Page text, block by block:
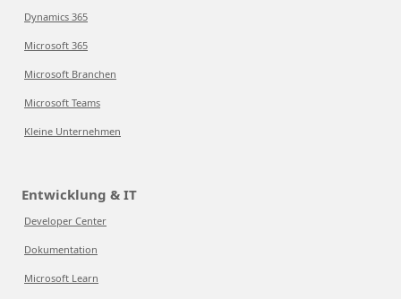
Dynamics 365
Microsoft 365
Microsoft Branchen
Microsoft Teams
Kleine Unternehmen
Entwicklung & IT
Developer Center
Dokumentation
Microsoft Learn